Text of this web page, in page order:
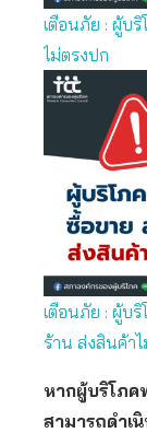
เตือนภัย : ผู้บริ
ไม่ตรงปก
เตือนภัย : ผู้บ
ร้าน ส่งสินค้า
หากผู้บริโภ
สามารถดำเ